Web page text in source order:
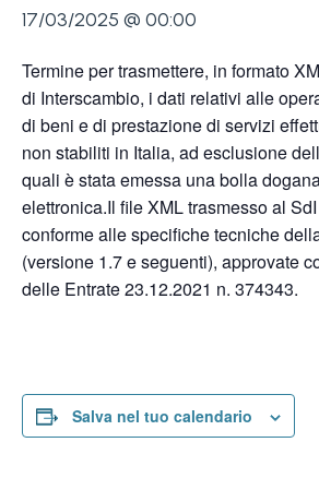
17/03/2025 @ 00:00
Termine per trasmettere, in formato
di Interscambio, i dati relativi alle
di beni e di prestazione di servizi
non stabiliti in Italia, ad esclusione
quali è stata emessa una bolla
elettronica.Il file XML trasmesso al
conforme alle specifiche tecniche
(versione 1.7 e seguenti), approvate
delle Entrate 23.12.2021 n. 374343.
Salva nel tuo calendario